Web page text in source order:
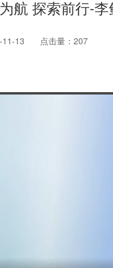
航 探索前行-
11-13 点击量： 207